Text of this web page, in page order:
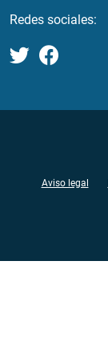
Redes sociales:
Aviso legal